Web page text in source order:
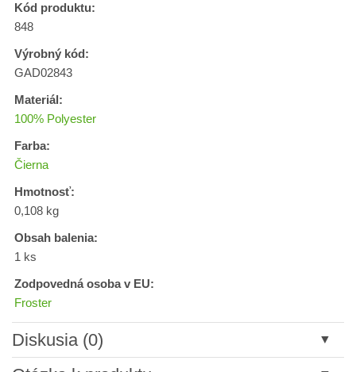
Kód produktu:
848
Výrobný kód:
GAD02843
Materiál:
100% Polyester
Farba:
Čierna
Hmotnosť:
0,108 kg
Obsah balenia:
1 ks
Zodpovedná osoba v EU:
Froster
Diskusia (0)